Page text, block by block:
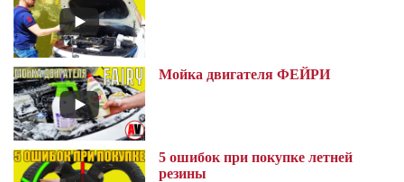
Мойка двигателя ФЕЙРИ
5 ошибок при покупке летней
резины